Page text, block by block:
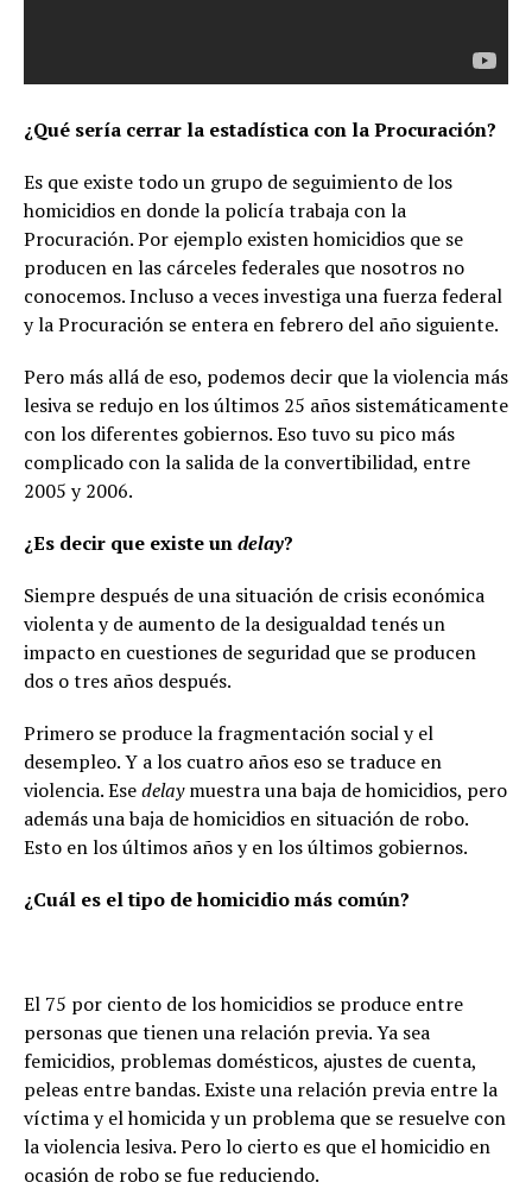
¿Qué sería cerrar la estadística con la Procuración?
Es que existe todo un grupo de seguimiento de los
homicidios en donde la policía trabaja con la
Procuración. Por ejemplo existen homicidios que se
producen en las cárceles federales que nosotros no
conocemos. Incluso a veces investiga una fuerza federal
y la Procuración se entera en febrero del año siguiente.
Pero más allá de eso, podemos decir que la violencia más
lesiva se redujo en los últimos 25 años sistemáticamente
con los diferentes gobiernos. Eso tuvo su pico más
complicado con la salida de la convertibilidad, entre
2005 y 2006.
¿Es decir que existe undelay?
Siempre después de una situación de crisis económica
violenta y de aumento de la desigualdad tenés un
impacto en cuestiones de seguridad que se producen
dos o tres años después.
Primero se produce la fragmentación social y el
desempleo. Y a los cuatro años eso se traduce en
violencia. Esedelaymuestra una baja de homicidios, pero
además una baja de homicidios en situación de robo.
Esto en los últimos años y en los últimos gobiernos.
¿Cuál es el tipo de homicidio más común?
El 75 por ciento de los homicidios se produce entre
personas que tienen una relación previa. Ya sea
femicidios, problemas domésticos, ajustes de cuenta,
peleas entre bandas. Existe una relación previa entre la
víctima y el homicida y un problema que se resuelve con
la violencia lesiva. Pero lo cierto es que el homicidio en
ocasión de robo se fue reduciendo.